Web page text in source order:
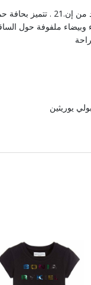
بنطلون رياضي أسود
وبيضاء ملفوفة حول